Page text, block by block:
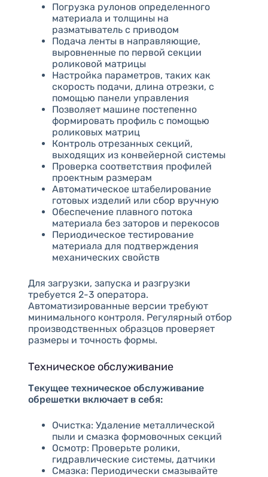
Погрузка рулонов определенного
материала и толщины на
разматыватель с приводом
Подача ленты в направляющие,
выровненные по первой секции
роликовой матрицы
Настройка параметров, таких как
скорость подачи, длина отрезки, с
помощью панели управления
Позволяет машине постепенно
формировать профиль с помощью
роликовых матриц
Контроль отрезанных секций,
выходящих из конвейерной системы
Проверка соответствия профилей
проектным размерам
Автоматическое штабелирование
готовых изделий или сбор вручную
Обеспечение плавного потока
материала без заторов и перекосов
Периодическое тестирование
материала для подтверждения
механических свойств
Для загрузки, запуска и разгрузки
требуется 2-3 оператора.
Автоматизированные версии требуют
минимального контроля. Регулярный отбор
производственных образцов проверяет
размеры и точность формы.
Техническое обслуживание
Текущее техническое обслуживание
обрешетки включает в себя:
Очистка: Удаление металлической
пыли и смазка формовочных секций
Осмотр: Проверьте ролики,
гидравлические системы, датчики
Смазка: Периодически смазывайте